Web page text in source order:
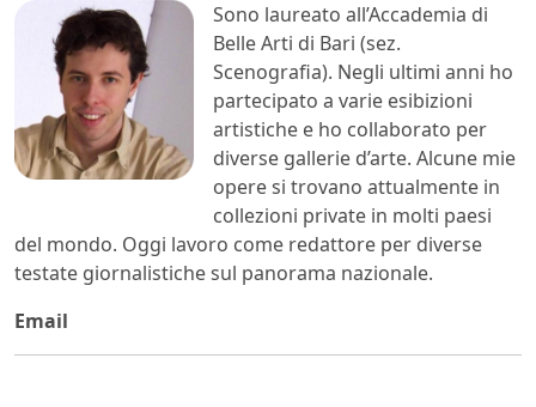
Sono laureato all’Accademia di
Belle Arti di Bari (sez.
Scenografia). Negli ultimi anni ho
partecipato a varie esibizioni
artistiche e ho collaborato per
diverse gallerie d’arte. Alcune mie
opere si trovano attualmente in
collezioni private in molti paesi
del mondo. Oggi lavoro come redattore per diverse
testate giornalistiche sul panorama nazionale.
Email